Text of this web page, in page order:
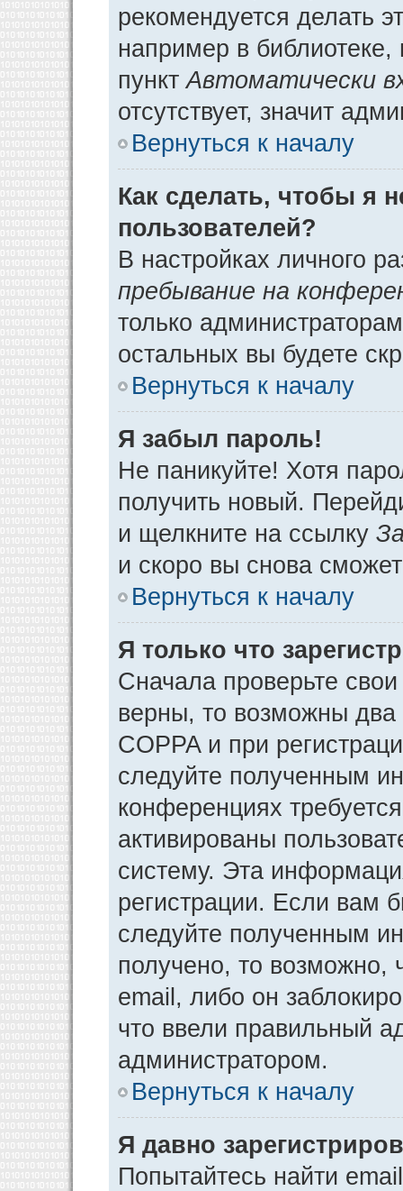
рекомендуется делать
например в библиотеке,
пунктАвтоматически
отсутствует, значит
Вернуться к началу
Как сделать, чтобы я
пользователей?
В настройках личного
пребывание на
только
остальных вы будете
Вернуться к началу
Я забыл пароль!
Не паникуйте! Хотя
получить новый.
и щелкните на ссылку
и скоро вы снова
Вернуться к началу
Я только что
Сначала проверьте
верны, то возможны
COPPA и при
следуйте полученным
конференциях
активированы
систему. Эта
регистрации. Если вам
следуйте полученным
получено, то возможно,
email, либо он
что ввели правильный
администратором.
Вернуться к началу
Я давно
Попытайтесь найти